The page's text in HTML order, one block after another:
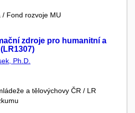
Fond rozvoje MU
zdroje pro humanitní a
Ph.D.
a tělovýchovy ČR / LR